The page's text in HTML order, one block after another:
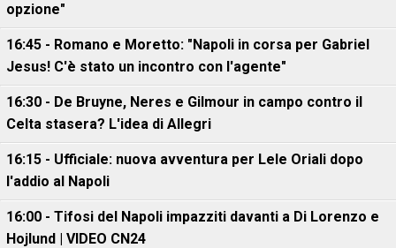
opzione"
16:45 - Romano e Moretto: "Napoli in corsa per Gabriel
Jesus! C'è stato un incontro con l'agente"
16:30 - De Bruyne, Neres e Gilmour in campo contro il
Celta stasera? L'idea di Allegri
16:15 - Ufficiale: nuova avventura per Lele Oriali dopo
l'addio al Napoli
16:00 - Tifosi del Napoli impazziti davanti a Di Lorenzo e
Hojlund | VIDEO CN24